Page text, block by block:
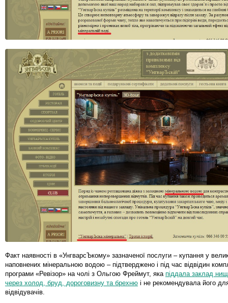
Факт наявності в «УнгварсЪкому» зазначеної послуги – купання у
наповнених мінеральною водою – підтверджено і під час відвідин
програми «Ревізор» на чолі з Ольгою Фреймут, яка піддала заклад
через холод, бруд, дороговизну та брехню і не рекомендувала його
відвідувачів.